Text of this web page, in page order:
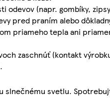
odevov (napr. gombíky,
pred praním alebo
priameho tepla ani
zaschnúť (kontakt
slnečnému svetlu.